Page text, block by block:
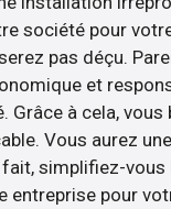
société pour
pas déçu.
et
Grâce à cela, vous
Vous aurez
fait, simplifiez-
entreprise pour